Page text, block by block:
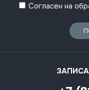
Согласен на